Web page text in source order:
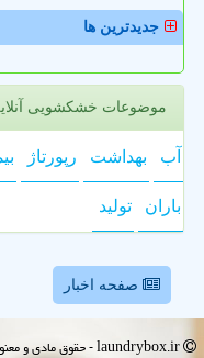
جدیدترین ها
موضوعات خشکشویی
آب بهداشت رپورتاژ
باران تولید
صفحه اخبار